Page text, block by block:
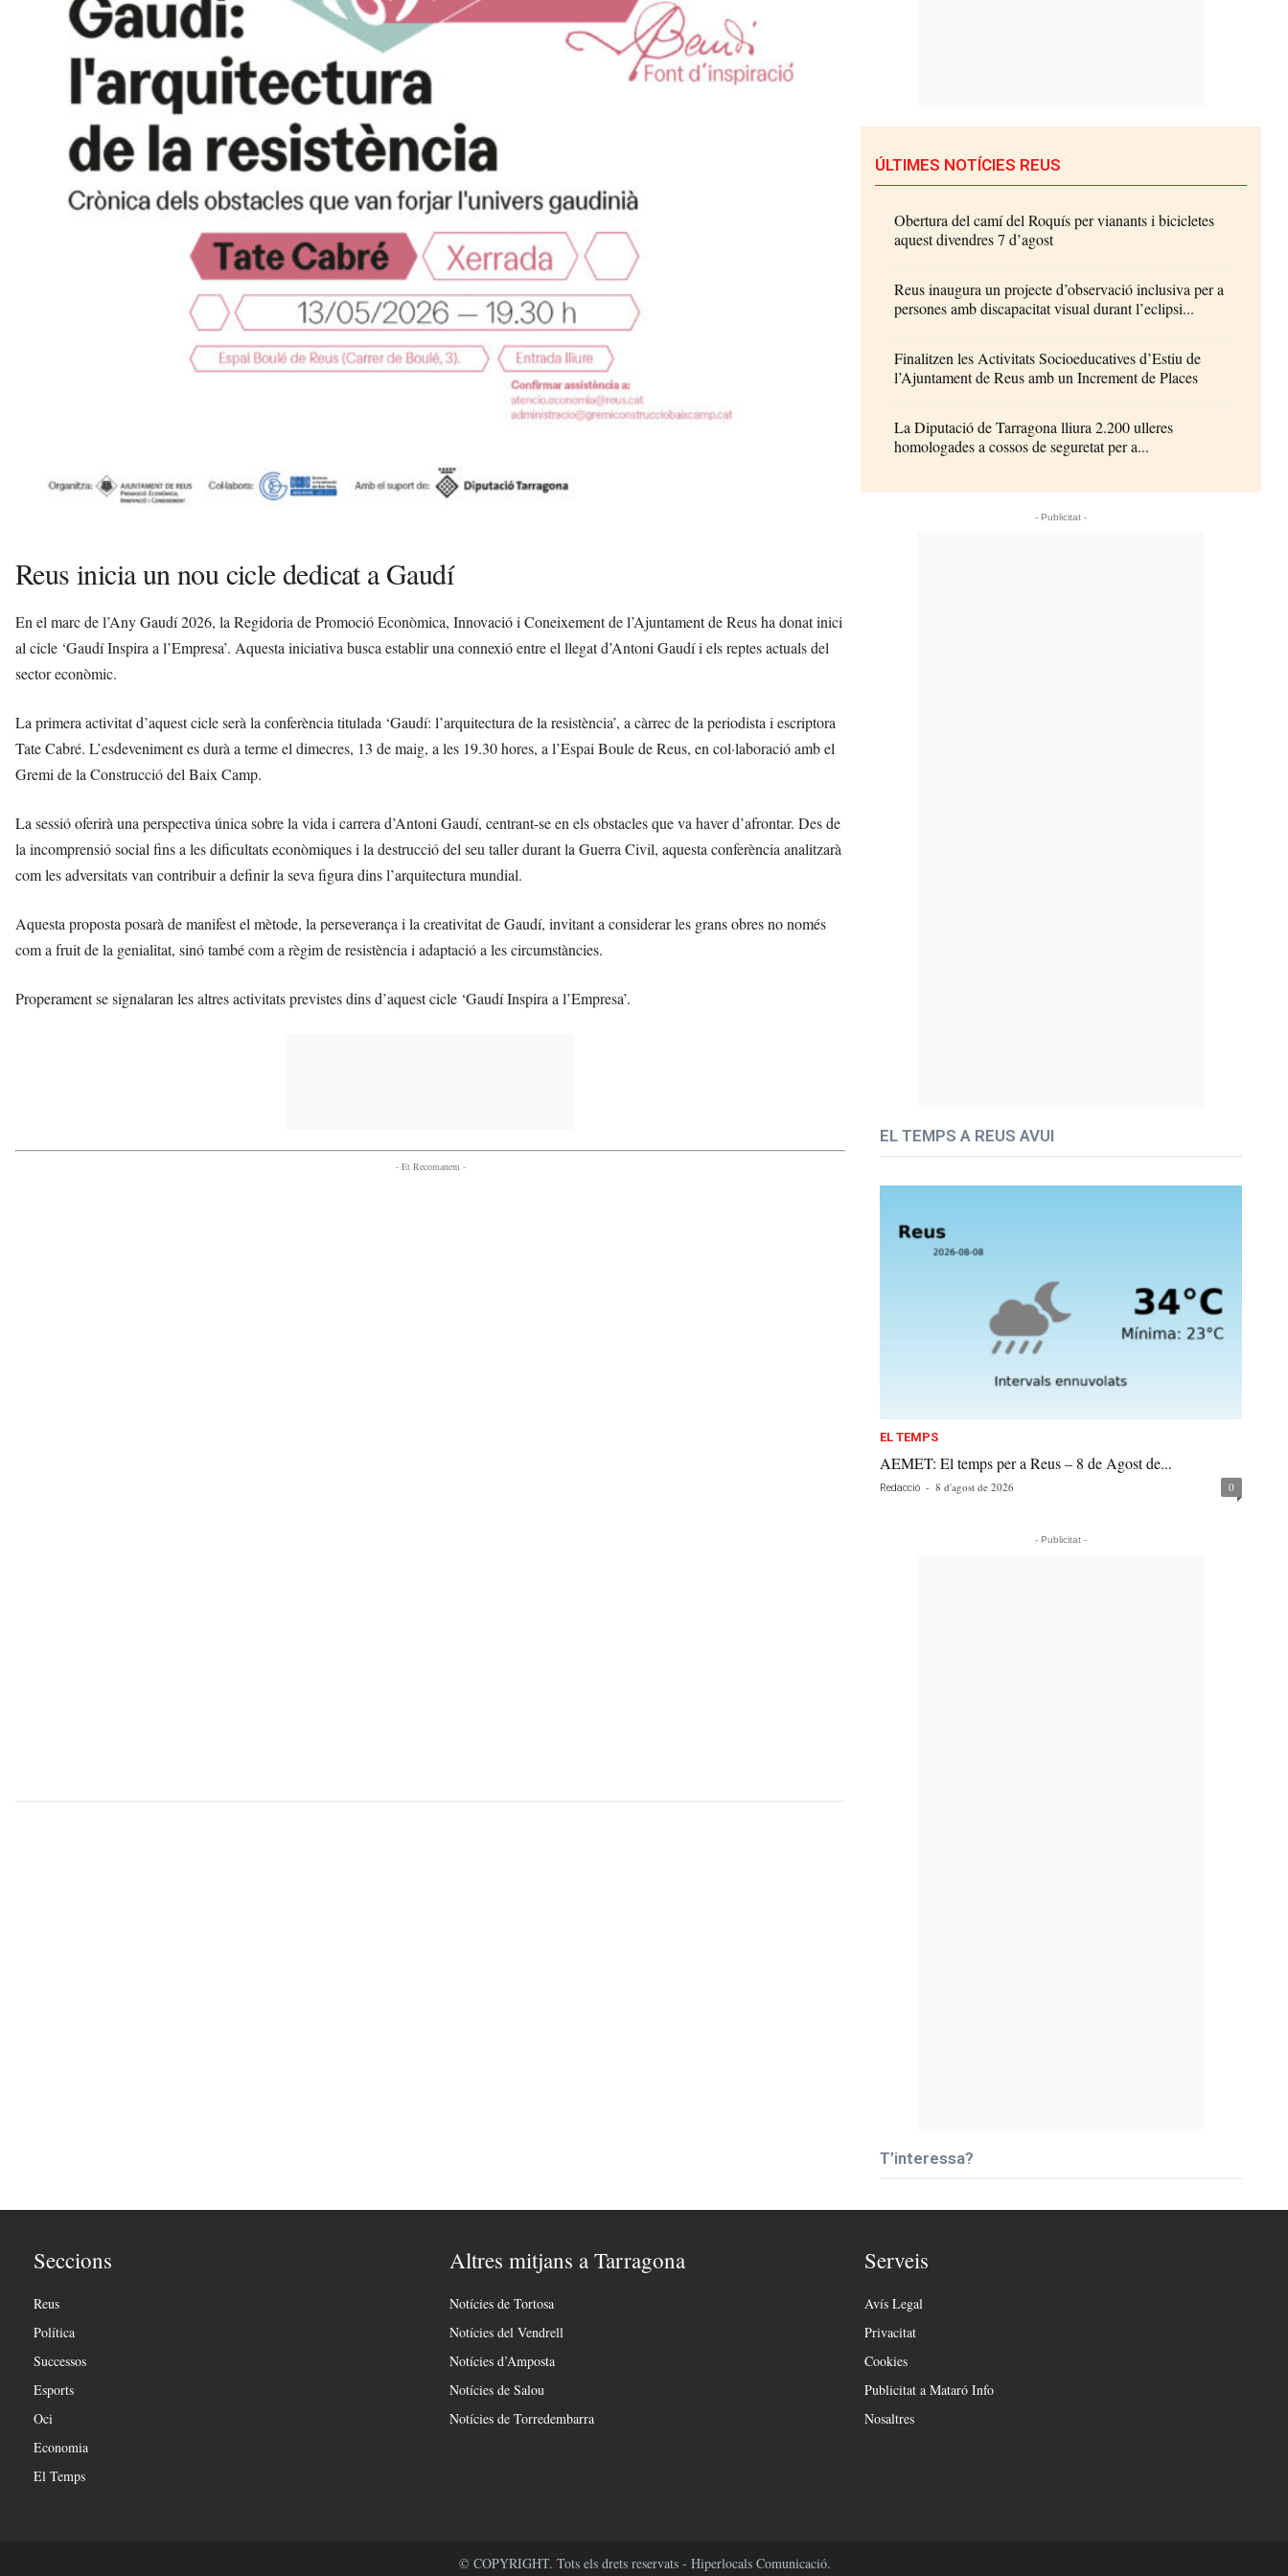
Reus inicia un nou cicle dedicat a Gaudí
En el marc de l’Any Gaudí 2026, la Regidoria de Promoció Econòmica, Innovació i Coneixement de l’Ajuntament de Reus ha donat inici
al cicle ‘Gaudí Inspira a l’Empresa’. Aquesta iniciativa busca establir una connexió entre el llegat d’Antoni Gaudí i els reptes actuals del
sector econòmic.
La primera activitat d’aquest cicle serà la conferència titulada ‘Gaudí: l’arquitectura de la resistència’, a càrrec de la periodista i escriptora
Tate Cabré. L’esdeveniment es durà a terme el dimecres, 13 de maig, a les 19.30 hores, a l’Espai Boule de Reus, en col·laboració amb el
Gremi de la Construcció del Baix Camp.
La sessió oferirà una perspectiva única sobre la vida i carrera d’Antoni Gaudí, centrant-se en els obstacles que va haver d’afrontar. Des de
la incomprensió social fins a les dificultats econòmiques i la destrucció del seu taller durant la Guerra Civil, aquesta conferència analitzarà
com les adversitats van contribuir a definir la seva figura dins l’arquitectura mundial.
Aquesta proposta posarà de manifest el mètode, la perseverança i la creativitat de Gaudí, invitant a considerar les grans obres no només
com a fruit de la genialitat, sinó també com a règim de resistència i adaptació a les circumstàncies.
Properament se signalaran les altres activitats previstes dins d’aquest cicle ‘Gaudí Inspira a l’Empresa’.
- Et Recomanem -
ÚLTIMES NOTÍCIES REUS
Obertura del camí del Roquís per vianants i bicicletes
aquest divendres 7 d’agost
Reus inaugura un projecte d’observació inclusiva per a
persones amb discapacitat visual durant l’eclipsi...
Finalitzen les Activitats Socioeducatives d’Estiu de
l’Ajuntament de Reus amb un Increment de Places
La Diputació de Tarragona lliura 2.200 ulleres
homologades a cossos de seguretat per a...
- Publicitat -
EL TEMPS A REUS AVUI
EL TEMPS
AEMET: El temps per a Reus – 8 de Agost de...
Redacció - 8 d'agost de 2026 0
- Publicitat -
T’interessa?
Seccions
Reus
Política
Successos
Esports
Oci
Economia
El Temps
Altres mitjans a Tarragona
Notícies de Tortosa
Notícies del Vendrell
Notícies d’Amposta
Notícies de Salou
Notícies de Torredembarra
Serveis
Avís Legal
Privacitat
Cookies
Publicitat a Mataró Info
Nosaltres
© COPYRIGHT. Tots els drets reservats - Hiperlocals Comunicació.